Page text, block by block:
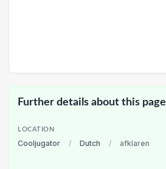
Further details about this page
LOCATION
Cooljugator / Dutch / afklaren